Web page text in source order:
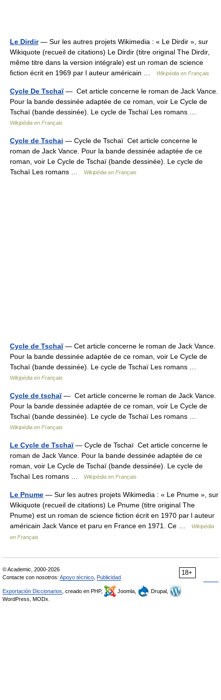
Le Dirdir— Sur les autres projets Wikimedia : « Le Dirdir », sur
Wikiquote (recueil de citations) Le Dirdir (titre original The Dirdir,
même titre dans la version intégrale) est un roman de science
fiction écrit en 1969 par l auteur américain …
Wikipédia en Français
Cycle De Tschaï— Cet article concerne le roman de Jack Vance.
Pour la bande dessinée adaptée de ce roman, voir Le Cycle de
Tschaï (bande dessinée). Le cycle de Tschaï Les romans …
Wikipédia en Français
Cycle de Tschai — Cycle de Tschaï Cet article concerne le
roman de Jack Vance. Pour la bande dessinée adaptée de ce
roman, voir Le Cycle de Tschaï (bande dessinée). Le cycle de
Tschaï Les romans …
Wikipédia en Français
Cycle de Tschaï— Cet article concerne le roman de Jack Vance.
Pour la bande dessinée adaptée de ce roman, voir Le Cycle de
Tschaï (bande dessinée). Le cycle de Tschaï Les romans …
Wikipédia en Français
Cycle de tschaï— Cet article concerne le roman de Jack Vance.
Pour la bande dessinée adaptée de ce roman, voir Le Cycle de
Tschaï (bande dessinée). Le cycle de Tschaï Les romans …
Wikipédia en Français
Le Cycle de Tschaï— Cycle de Tschaï Cet article concerne le
roman de Jack Vance. Pour la bande dessinée adaptée de ce
roman, voir Le Cycle de Tschaï (bande dessinée). Le cycle de
Tschaï Les romans …
Wikipédia en Français
Le Pnume — Sur les autres projets Wikimedia : « Le Pnume », sur
Wikiquote (recueil de citations) Le Pnume (titre original The
Pnume) est un roman de science fiction écrit en 1970 par l auteur
américain Jack Vance et paru en France en 1971. Ce …
Wikipédia
en Français
18+
© Academic, 2000-2026
Contacte con nosotros: Apoyo técnico Publicidad
Exportación Diccionarios , creado en PHP, Joomla,
Drupal,
WordPress, MODx.